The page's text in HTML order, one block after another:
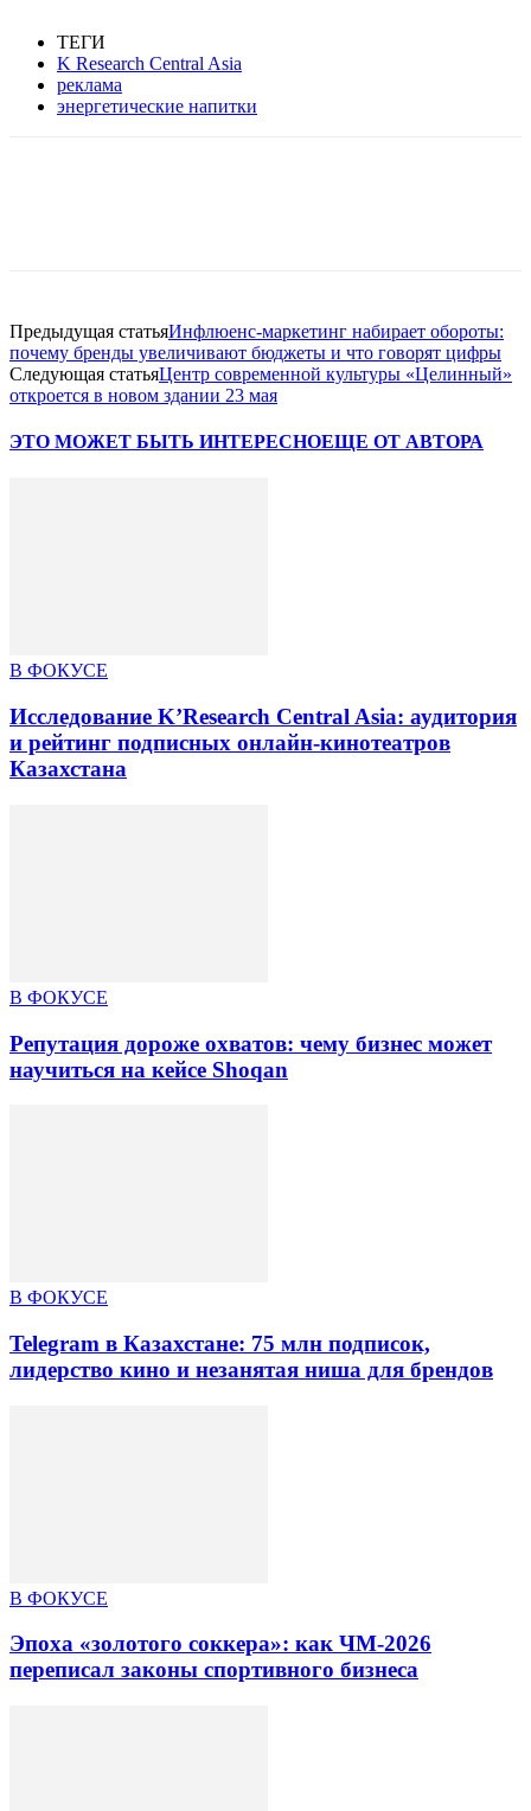
ТЕГИ
K Research Central Asia
реклама
энергетические напитки
Предыдущая статьяИнфлюенс-маркетинг набирает обороты:
почему бренды увеличивают бюджеты и что говорят цифры
Следующая статьяЦентр современной культуры «Целинный»
откроется в новом здании 23 мая
ЭТО МОЖЕТ БЫТЬ ИНТЕРЕСНОЕЩЕ ОТ АВТОРА
В ФОКУСЕ
Исследование K’Research Central Asia: аудитория
и рейтинг подписных онлайн-кинотеатров
Казахстана
В ФОКУСЕ
Репутация дороже охватов: чему бизнес может
научиться на кейсе Shoqan
В ФОКУСЕ
Telegram в Казахстане: 75 млн подписок,
лидерство кино и незанятая ниша для брендов
В ФОКУСЕ
Эпоха «золотого соккера»: как ЧМ-2026
переписал законы спортивного бизнеса